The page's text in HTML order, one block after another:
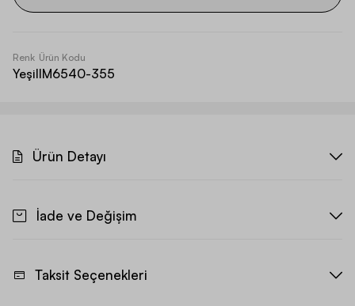
Renk
Yeşil
Ürün Kodu
IM6540-355
Ürün Detayı
İade ve Değişim
Taksit Seçenekleri